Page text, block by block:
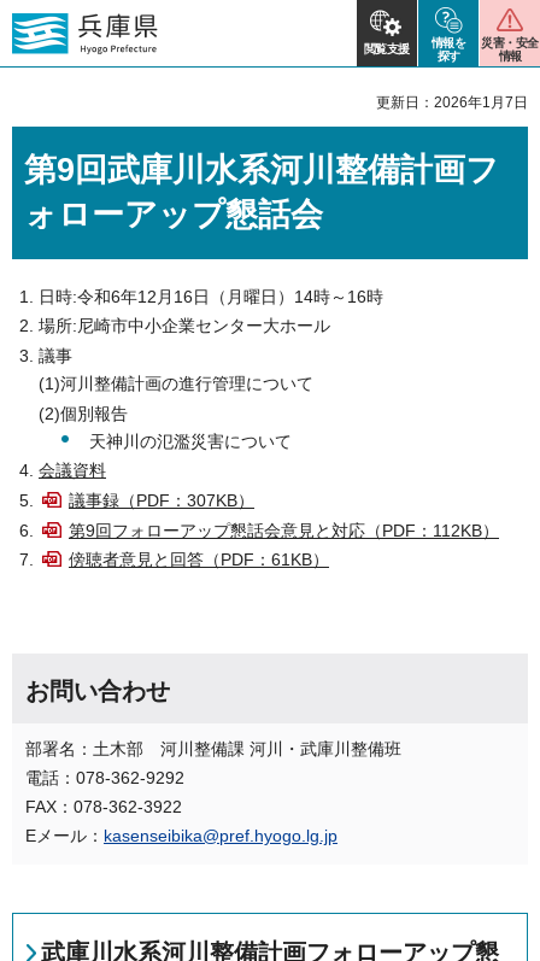
閲覧支援
情報を
探す
災害・安全
情報
更新日：2026年1月7日
第9回武庫川水系河川整備計画フ
ォローアップ懇話会
日時:令和6年12月16日（月曜日）14時～16時
場所:尼崎市中小企業センター大ホール
議事
(1)河川整備計画の進行管理について
(2)個別報告
天神川の氾濫災害について
会議資料
議事録（PDF：307KB）
第9回フォローアップ懇話会意見と対応（PDF：112KB）
傍聴者意見と回答（PDF：61KB）
お問い合わせ
部署名：土木部 河川整備課 河川・武庫川整備班
電話：078-362-9292
FAX：078-362-3922
Eメール： kasenseibika@pref.hyogo.lg.jp
武庫川水系河川整備計画フォローアップ懇